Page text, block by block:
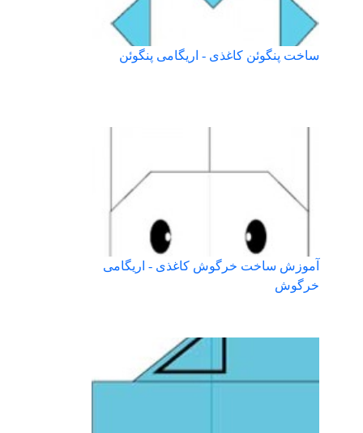
ساخت پنگوئن کاغذی - اریگامی پنگوئن
آموزش ساخت خرگوش کاغذی - اریگامی
خرگوش